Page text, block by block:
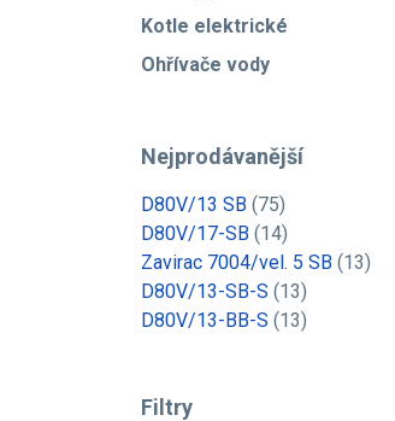
Kotle elektrické
Ohřívače vody
Nejprodávanější
D80V/13 SB (75)
D80V/17-SB (14)
Zavirac 7004/vel. 5 SB (13)
D80V/13-SB-S (13)
D80V/13-BB-S (13)
Filtry